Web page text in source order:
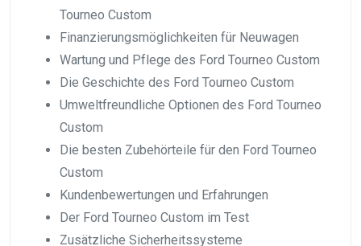
Tourneo Custom
Finanzierungsmöglichkeiten für Neuwagen
Wartung und Pflege des Ford Tourneo Custom
Die Geschichte des Ford Tourneo Custom
Umweltfreundliche Optionen des Ford Tourneo
Custom
Die besten Zubehörteile für den Ford Tourneo
Custom
Kundenbewertungen und Erfahrungen
Der Ford Tourneo Custom im Test
Zusätzliche Sicherheitssysteme